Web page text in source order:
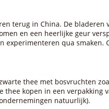
terug in China. De
en een heerlijke geur
experimenteren qua smaken.
thee met bosvruchten
kopen in een verpakking
natuurlijk).